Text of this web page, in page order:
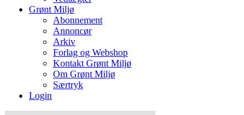
Grønt Miljø
Abonnement
Annoncør
Arkiv
Forlag og Webshop
Kontakt Grønt Miljø
Om Grønt Miljø
Særtryk
Login